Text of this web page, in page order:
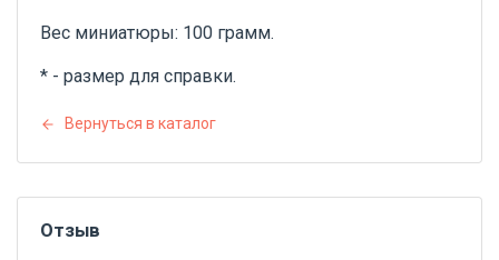
Вес миниатюры: 100 грамм.
* - размер для справки.
Вернуться в каталог
Отзыв